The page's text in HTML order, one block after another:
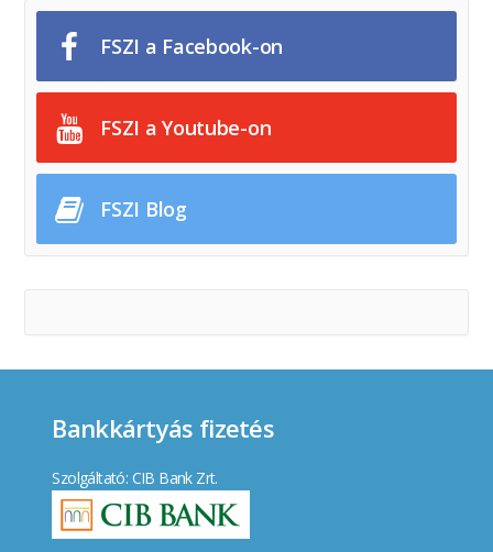
FSZI a Facebook-on
FSZI a Youtube-on
FSZI Blog
Bankkártyás fizetés
Szolgáltató: CIB Bank Zrt.